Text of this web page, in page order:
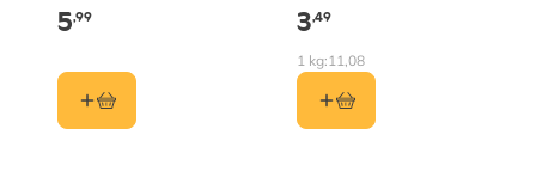
5,99 3,49
1 kg:11,08